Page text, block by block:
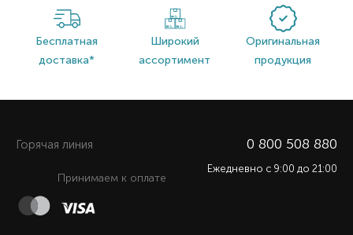
Бесплатная
доставка*
Широкий
ассортимент
Оригинальная
продукция
Горячая линия 0 800 508 880
Ежедневно c 9:00 до 21:00
Принимаем к оплате